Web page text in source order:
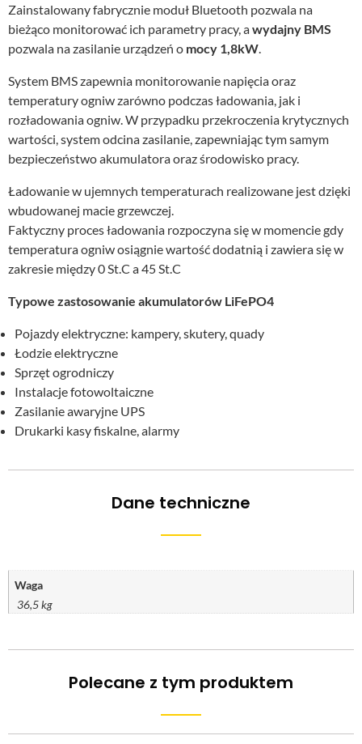
Zainstalowany fabrycznie moduł Bluetooth pozwala na
bieżąco monitorować ich parametry pracy, awydajny BMS
pozwala na zasilanie urządzeń o mocy 1,8kW
System BMS zapewnia monitorowanie napięcia oraz
temperatury ogniw zarówno podczas ładowania, jak i
rozładowania ogniw. W przypadku przekroczenia krytycznych
wartości, system odcina zasilanie, zapewniając tym samym
bezpieczeństwo akumulatora oraz środowisko pracy.
Ładowanie w ujemnych temperaturach realizowane jest dzięki
wbudowanej macie grzewczej.
Faktyczny proces ładowania rozpoczyna się w momencie gdy
temperatura ogniw osiągnie wartość dodatnią i zawiera się w
zakresie między 0 St.C a 45 St.C
Typowe zastosowanie akumulatorów LiFePO4
Pojazdy elektryczne: kampery, skutery, quady
Łodzie elektryczne
Sprzęt ogrodniczy
Instalacje fotowoltaiczne
Zasilanie awaryjne UPS
Drukarki kasy fiskalne, alarmy
Dane techniczne
Waga
36,5 kg
Polecane z tym produktem